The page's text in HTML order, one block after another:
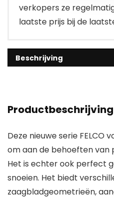
verkopers ze
laatste prijs bij de
Beschrijving
Productbeschrijving
Deze nieuwe serie FELCO
om aan de behoeften van
Het is echter ook perfect
snoeien. Het biedt
zaagbladgeometrieën,